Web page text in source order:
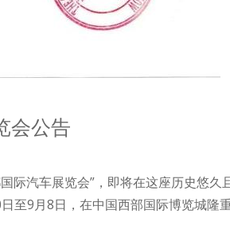
会公告
汽车展览会”，即将在这座历史悠久
至9月8日，在中国西部国际博览城隆